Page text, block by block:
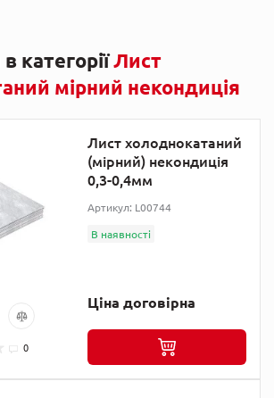
категоріїЛист
мірний некондиція
0
Лист холоднокатаний
(мірний) некондиція
0,3-0,4мм
Артикул: L00744
В наявності
Ціна договірна